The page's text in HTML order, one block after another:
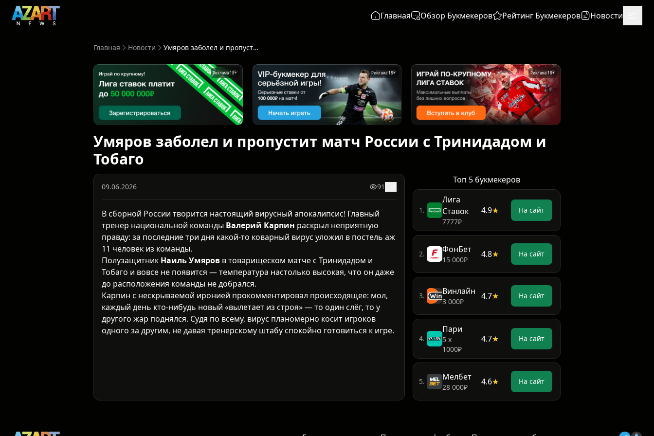
Главная Обзор Букмекеров Рейтинг Букмекеров Новости
Главная Новости Умяров заболел и пропустит матч России с Тринидадом и Тобаго
Реклама 18+ Реклама 18+ Реклама 18+
Умяров заболел и пропустит матч России с Тринидадом и
Тобаго
09.06.2026 91
В сборной России творится настоящий вирусный апокалипсис! Главный
тренер национальной команды Валерий Карпин раскрыл неприятную
правду: за последние три дня какой-то коварный вирус уложил в постель аж
11 человек из команды.
Полузащитник Наиль Умяров в товарищеском матче с Тринидадом и
Тобаго и вовсе не появится — температура настолько высокая, что он даже
до расположения команды не добрался.
Карпин с нескрываемой иронией прокомментировал происходящее: мол,
каждый день кто-нибудь новый «вылетает из строя» — то один слёг, то у
другого жар поднялся. Судя по всему, вирус планомерно косит игроков
одного за другим, не давая тренерскому штабу спокойно готовиться к игре.
Топ 5 букмекеров
1.
Лига
Ставок
7777₽
4.9★ На сайт
2. ФонБет
15 000₽
4.8★ На сайт
3. Винлайн
3 000₽
4.7★ На сайт
4.
Пари
5 х
1000₽
4.7★ На сайт
5. Мелбет
28 000₽
4.6★ На сайт